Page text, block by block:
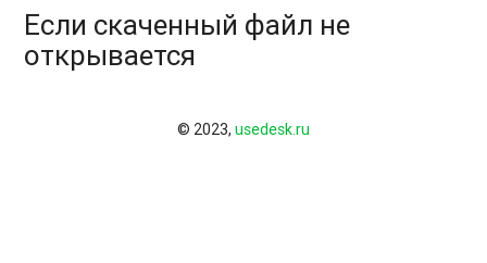
Если скаченный файл не
открывается
© 2023, usedesk.ru